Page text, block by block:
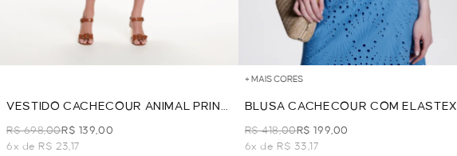
VESTIDO CACHECOUR ANIMAL PRINT
- AZUL
R$ 698,00R$ 139,00
6x de R$ 23,17
+ MAIS CORES
BLUSA CACHECOUR COM ELASTEX
EM LAISE - AZUL
R$ 418,00R$ 199,00
6x de R$ 33,17